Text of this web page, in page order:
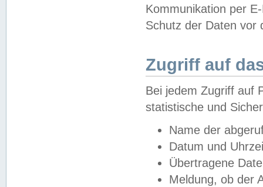
Kommunikation per
Schutz der Daten vor
Zugriff auf
Bei jedem Zugriff auf
statistische und
Name der
Datum und
Übertragene
Meldung, ob der